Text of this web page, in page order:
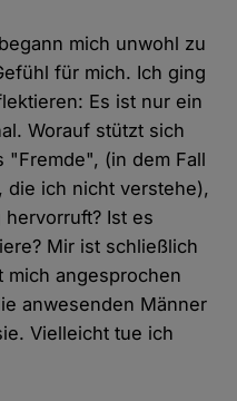
mich unwohl zu
für mich. Ich ging
Es ist nur ein
Worauf stützt sich
"Fremde", (in dem Fall
die ich nicht verstehe),
Ist es
Mir ist schließlich
mich angesprochen
anwesenden Männer
Vielleicht tue ich